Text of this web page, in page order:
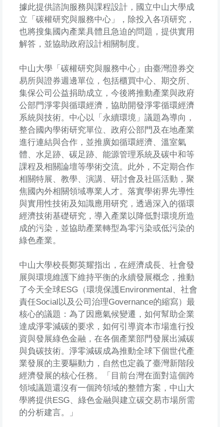
據此提供諮詢服務與課程設計，國立中山大學成
立「碳權研究與服務中心」，除投入各項研究，
也將搜集國內產業具體且急迫的問題，提供實用
解答，並協助政府設計相關制度。
中山大學「碳權研究與服務中心」由臺灣證券交
易所與證券週邊單位，包括櫃買中心、期交所、
集保公司公益捐助成立，今後將推動產業與政府
公部門淨零與循環經濟，協助開發淨零循環經濟
系統與技術。中心以「永續環境」議題為導向，
整合國內學術研究單位、政府公部門及在地產業
進行連結與合作，並推廣如循環經濟、溫室氣
體、水足跡、碳足跡、能源管理系統及碳中和等
課程及相關論壇等學術交流。此外，不定期合作
相關特展、教學、演講、研討會及社區活動，聚
焦國內外相關領域專業人才。落實學術界先導性
與實用性技術及知識應用研究，透過深入的循環
經濟技術基礎研究，導入產業以降低對環境所造
成的污染，並協助產業轉型為零污染或低污染的
綠色產業。
中山大學校長鄭英耀指出，在經濟成長、社會發
展與環境維護下維持平衡的永續發展概念，推動
了今天全球ESG（環境保護Environmental、社會
責任Social以及公司治理Governance的縮寫）最
核心的議題：為了因應氣候變遷，如何幫助企業
達成淨零減碳的要求，如何引導資本市場進行投
資與發展綠色金融，在各個產業部門發展出減碳
與負碳技術。淨零減碳成為推動全球下個世代產
業發展的主要驅動力，自然也定義了臺灣新階段
經濟發展的核心任務。「目前台灣在面對這個跨
領域議題還沒有一個跨領域的整體方案，中山大
學將提供ESG、綠色金融與建立碳交易市場所需
的分析建言。」